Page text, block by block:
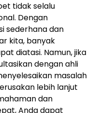
tidak selalu
Dengan
sederhana dan
kita, banyak
diatasi. Namun, jika
dengan ahli
masalah
lebih lanjut
dan
Anda dapat